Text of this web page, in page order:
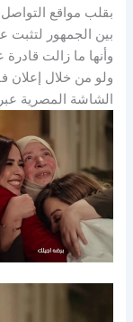
بقلب مواقع
بين الجمهور لتثبت
وأنها ما زالت
ولو من خلال إعلان
الشاشة المصرية